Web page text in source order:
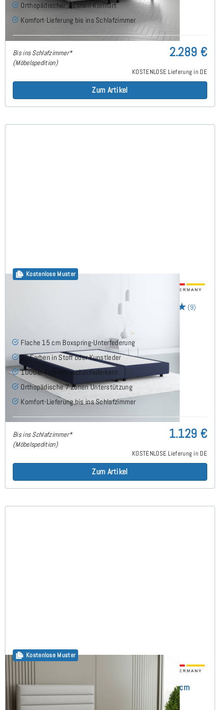
Orthopädischer 7 Zonen-Komfort
Komfort-Lieferung bis ins Schlafzimmer
Bis ins Schlafzimmer*
(Möbelspedition)
2.289 €
KOSTENLOSE Lieferung in DE
Zum Artikel
Kostenlose Muster
15cm Boxspring Base 160x200 cm (9)
Flache 15 cm Boxspring-Unterfederung
25 Farben in Stoff oder Kunstleder
1000er Tonnentaschenfederkern
Orthopädische 7 Zonen Unterstützung
Komfort-Lieferung bis ins Schlafzimmer
Bis ins Schlafzimmer*
(Möbelspedition)
1.129 €
KOSTENLOSE Lieferung in DE
Zum Artikel
Kostenlose Muster
Alex Boxspringbett ohne Matratze 160x200 cm